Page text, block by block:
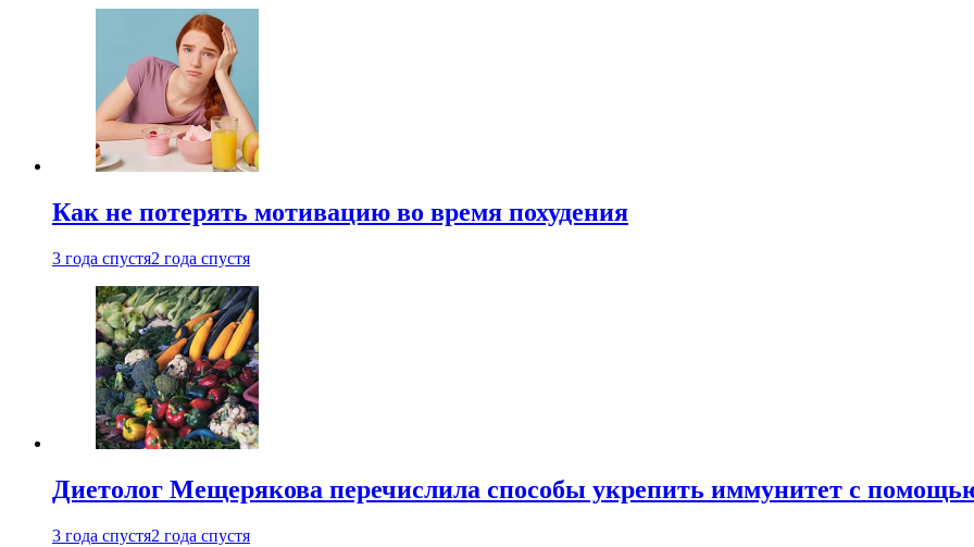
Как не потерять мотивацию во время похудения
3 года спустя2 года спустя
Диетолог Мещерякова перечислила способы укрепить иммунитет с
3 года спустя2 года спустя